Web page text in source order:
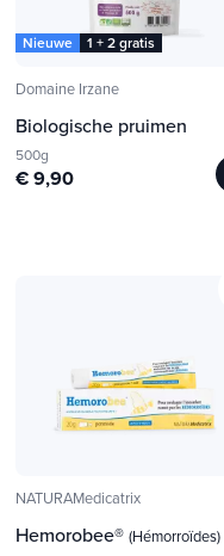
Nieuwe 1 + 2 gratis
Domaine Irzane
Biologische pruimen
500g
€ 9,90
NATURAMedicatrix
Hemorobee® (Hémorroïdes)